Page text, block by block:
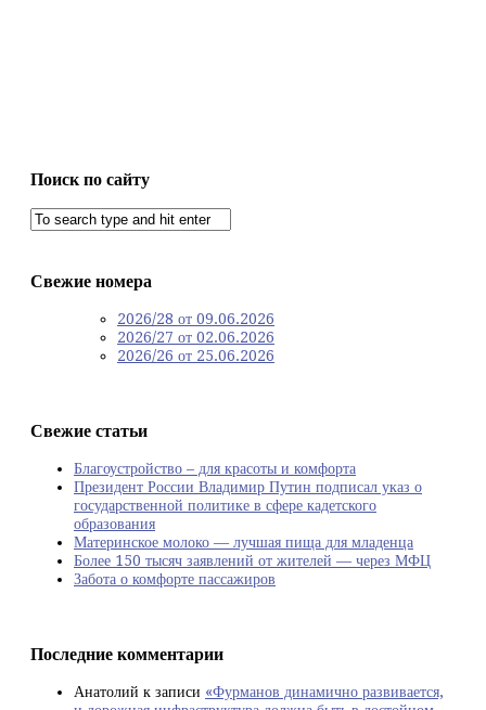
Поиск по сайту
Свежие номера
2026/28 от 09.06.2026
2026/27 от 02.06.2026
2026/26 от 25.06.2026
Свежие статьи
Благоустройство – для красоты и комфорта
Президент России Владимир Путин подписал указ о
государственной политике в сфере кадетского
образования
Материнское молоко — лучшая пища для младенца
Более 150 тысяч заявлений от жителей — через МФЦ
Забота о комфорте пассажиров
Последние комментарии
Анатолий к записи «Фурманов динамично развивается,